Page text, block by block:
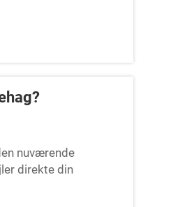
nuværende
direkte din
Qu...